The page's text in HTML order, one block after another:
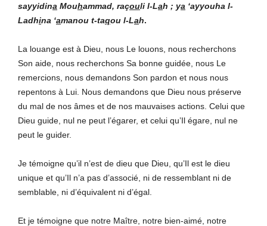
sayyidina Mouhammad, raçouli l-Lah ; ya ‘ayyouha l-
Ladhina ‘amanou t-taqou l-Lah.
La louange est à Dieu, nous Le louons, nous recherchons
Son aide, nous recherchons Sa bonne guidée, nous Le
remercions, nous demandons Son pardon et nous nous
repentons à Lui. Nous demandons que Dieu nous préserve
du mal de nos âmes et de nos mauvaises actions. Celui que
Dieu guide, nul ne peut l’égarer, et celui qu’Il égare, nul ne
peut le guider.
Je témoigne qu’il n’est de dieu que Dieu, qu’Il est le dieu
unique et qu’Il n’a pas d’associé, ni de ressemblant ni de
semblable, ni d’équivalent ni d’égal.
Et je témoigne que notre Maître, notre bien-aimé, notre